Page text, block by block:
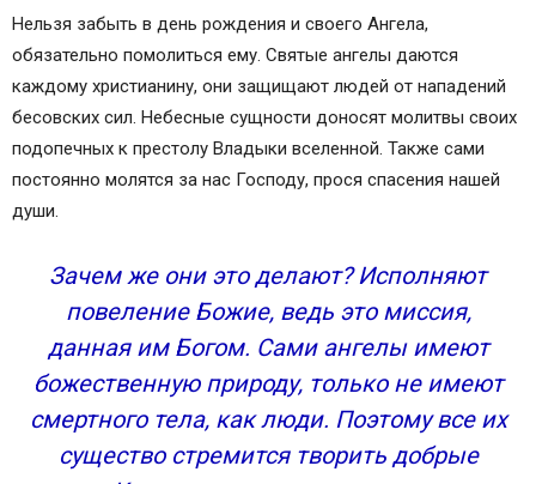
Нельзя забыть в день рождения и своего Ангела,
обязательно помолиться ему. Святые ангелы даются
каждому христианину, они защищают людей от нападений
бесовских сил. Небесные сущности доносят молитвы своих
подопечных к престолу Владыки вселенной. Также сами
постоянно молятся за нас Господу, прося спасения нашей
души.
Зачем же они это делают? Исполняют
повеление Божие, ведь это миссия,
данная им Богом. Сами ангелы имеют
божественную природу, только не имеют
смертного тела, как люди. Поэтому все их
существо стремится творить добрые